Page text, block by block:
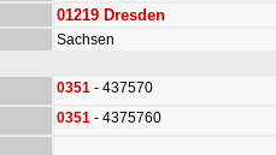
01219 Dresden
Sachsen
0351 - 437570
0351 - 4375760